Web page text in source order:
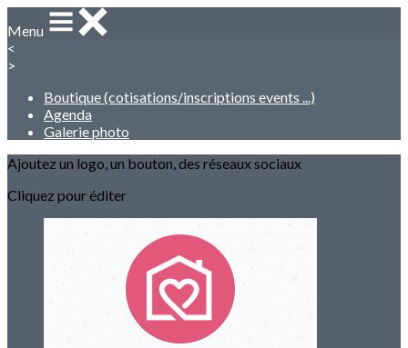
Menu
<
>
Boutique (cotisations/inscriptions events ...)
Agenda
Galerie photo
Ajoutez un logo, un bouton, des réseaux sociaux
Cliquez pour éditer